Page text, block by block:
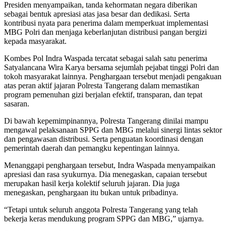
Presiden menyampaikan, tanda kehormatan negara diberikan
sebagai bentuk apresiasi atas jasa besar dan dedikasi. Serta
kontribusi nyata para penerima dalam memperkuat implementasi
MBG Polri dan menjaga keberlanjutan distribusi pangan bergizi
kepada masyarakat.
Kombes Pol Indra Waspada tercatat sebagai salah satu penerima
Satyalancana Wira Karya bersama sejumlah pejabat tinggi Polri dan
tokoh masyarakat lainnya. Penghargaan tersebut menjadi pengakuan
atas peran aktif jajaran Polresta Tangerang dalam memastikan
program pemenuhan gizi berjalan efektif, transparan, dan tepat
sasaran.
Di bawah kepemimpinannya, Polresta Tangerang dinilai mampu
mengawal pelaksanaan SPPG dan MBG melalui sinergi lintas sektor
dan pengawasan distribusi. Serta penguatan koordinasi dengan
pemerintah daerah dan pemangku kepentingan lainnya.
Menanggapi penghargaan tersebut, Indra Waspada menyampaikan
apresiasi dan rasa syukurnya. Dia menegaskan, capaian tersebut
merupakan hasil kerja kolektif seluruh jajaran. Dia juga
menegaskan, penghargaan itu bukan untuk pribadinya.
“Tetapi untuk seluruh anggota Polresta Tangerang yang telah
bekerja keras mendukung program SPPG dan MBG,” ujarnya.